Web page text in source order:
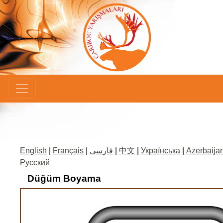
English Français فارسی 中文 Українська
Русский
Düğüm Boyama